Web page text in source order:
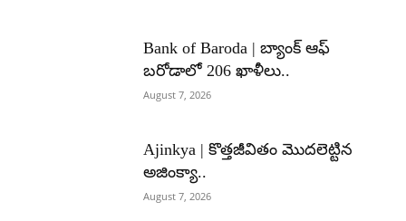
Bank of Baroda | బ్యాంక్‌ ఆఫ్‌
బరోడాలో 206 ఖాళీలు..
August 7, 2026
Ajinkya | కొత్తజీవితం మొదలెట్టిన
అజింక్యా..
August 7, 2026